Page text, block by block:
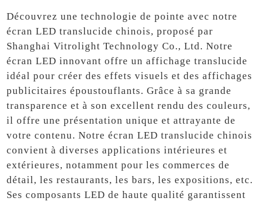
Découvrez une technologie de pointe avec notre
écran LED translucide chinois, proposé par
Shanghai Vitrolight Technology Co., Ltd. Notre
écran LED innovant offre un affichage translucide
idéal pour créer des effets visuels et des affichages
publicitaires époustouflants. Grâce à sa grande
transparence et à son excellent rendu des couleurs,
il offre une présentation unique et attrayante de
votre contenu. Notre écran LED translucide chinois
convient à diverses applications intérieures et
extérieures, notamment pour les commerces de
détail, les restaurants, les bars, les expositions, etc.
Ses composants LED de haute qualité garantissent